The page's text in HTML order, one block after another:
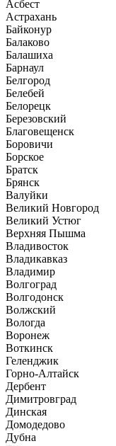
Асбест
Астрахань
Байконур
Балаково
Балашиха
Барнаул
Белгород
Белебей
Белорецк
Березовский
Благовещенск
Боровичи
Борское
Братск
Брянск
Валуйки
Великий Новгород
Великий Устюг
Верхняя Пышма
Владивосток
Владикавказ
Владимир
Волгоград
Волгодонск
Волжский
Вологда
Воронеж
Воткинск
Геленджик
Горно-Алтайск
Дербент
Димитровград
Динская
Домодедово
Дубна